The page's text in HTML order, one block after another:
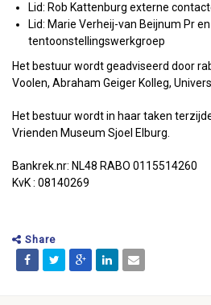
Lid: Rob Kattenburg externe
Lid: Marie Verheij-van Beijnum Pr
tentoonstellingswerkgroep
Het bestuur wordt geadviseerd door
Voolen, Abraham Geiger Kolleg,
Het bestuur wordt in haar taken
Vrienden Museum Sjoel Elburg.
Bankrek.nr: NL48 RABO 0115514260
KvK : 08140269
Share